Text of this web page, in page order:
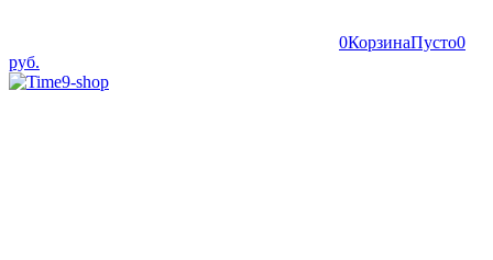
0КорзинаПусто0
руб.